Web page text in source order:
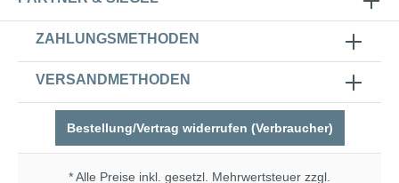
ZAHLUNGSMETHODEN
VERSANDMETHODEN
Bestellung/Vertrag widerrufen (Verbraucher)
* Alle Preise inkl. gesetzl. Mehrwertsteuer zzgl.